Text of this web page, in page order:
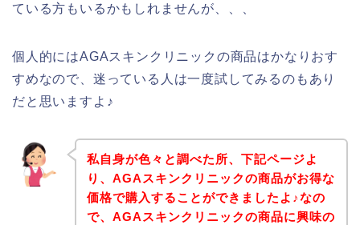
ている方もいるかもしれませんが、、、
個人的にはAGAスキンクリニックの商品はかなりおす
すめなので、迷っている人は一度試してみるのもあり
だと思いますよ♪
私自身が色々と調べた所、下記ページよ
り、AGAスキンクリニックの商品がお得な
価格で購入することができましたよ♪なの
で、AGAスキンクリニックの商品に興味の